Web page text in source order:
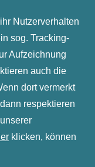
Nutzerverhalten
sog. Tracking-
Aufzeichnung
auch die
dort vermerkt
respektieren
klicken, können